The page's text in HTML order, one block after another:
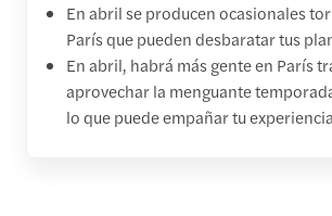
En abril se producen ocasionales
París que pueden desbaratar tus
En abril, habrá más gente en París
aprovechar la menguante
lo que puede empañar tu